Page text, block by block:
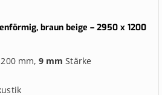
mm,9 mm Stärke